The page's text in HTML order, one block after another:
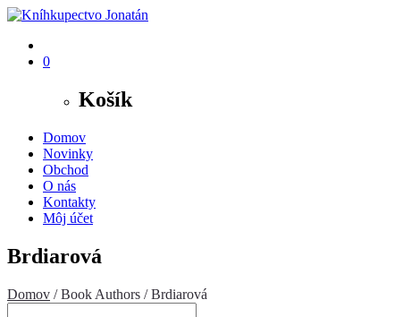
0
Košík
Domov
Novinky
Obchod
O nás
Kontakty
Môj účet
Brdiarová
Domov / Book Authors / Brdiarová